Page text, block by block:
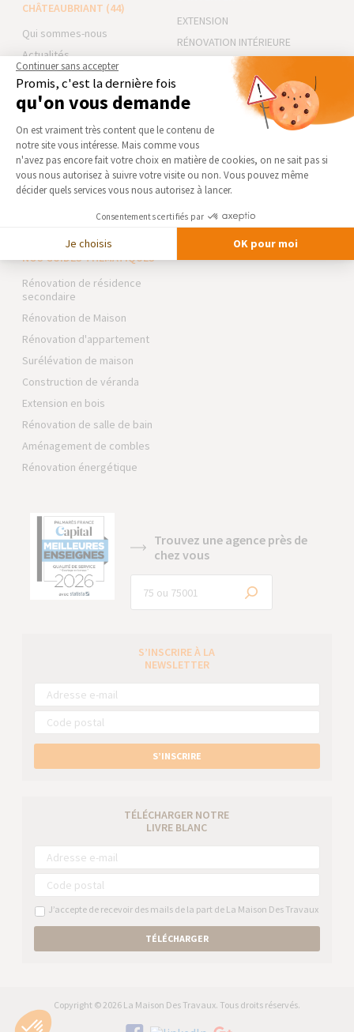
CHÂTEAUBRIANT (44)
Qui sommes-nous
Actualités
Notre charte qualité
Partenaires
Devenir franchisé
Foire aux Questions
Conditions générales
d’intervention
Mentions légales
EXTENSION
RÉNOVATION INTÉRIEURE
TRAVAUX EXTÉRIEURS
NOS PARTENAIRES
La Maison des Architectes
Expert Bricolage
Intégrer notre réseau
Des travaux pour les pros ?
NOS GUIDES THÉMATIQUES
Rénovation de résidence
secondaire
Rénovation de Maison
Rénovation d'appartement
Surélévation de maison
Construction de véranda
Extension en bois
Rénovation de salle de bain
Aménagement de combles
Rénovation énergétique
Trouvez une agence près de
chez vous
S’INSCRIRE À LA
NEWSLETTER
S’INSCRIRE
TÉLÉCHARGER NOTRE
LIVRE BLANC
J’accepte de recevoir des mails de la part de La Maison Des Travaux
TÉLÉCHARGER
Copyright © 2026 La Maison Des Travaux. Tous droits réservés.
Continuer sans accepter
Promis, c'est la dernière fois
qu'on vous demande
Plateforme de Gestion du
On est vraiment très content que le contenu de
notre site vous intéresse. Mais comme vous
n'avez pas encore fait votre choix en matière de cookies, on ne sait pas si
vous nous autorisez à suivre votre visite ou non. Vous pouvez même
décider quels services vous nous autorisez à lancer.
Consentements certifiés par
Je choisis OK pour moi
Axeptio consent